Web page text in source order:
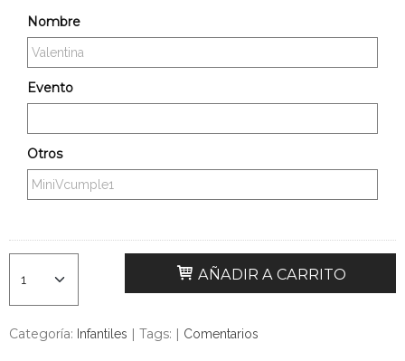
Nombre
Evento
Otros
AÑADIR A CARRITO
Categoría: Infantiles | Tags: | Comentarios